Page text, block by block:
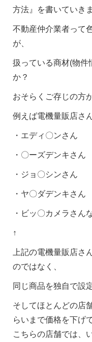
方法』を書いていき
不動産仲介業者って
が、
扱っている商材(物件
か？
おそらくご存じの方
例えば電機量販店さ
・エディ〇ンさん
・〇ーズデンキさん
・ジョ〇シンさん
・ヤ〇ダデンキさん
・ビッ〇カメラさん
↑
上記の電機量販店さ
のではなく、
同じ商品を独自で設
そしてほとんどの店
らいまで価格を下げ
こちらの店舗では、